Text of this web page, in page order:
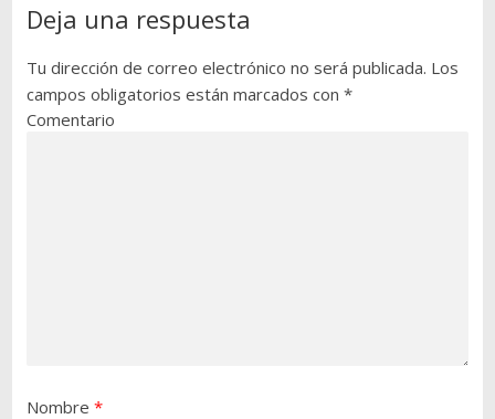
Deja una respuesta
Tu dirección de correo electrónico no será publicada. Los
campos obligatorios están marcados con *
Comentario
Nombre *